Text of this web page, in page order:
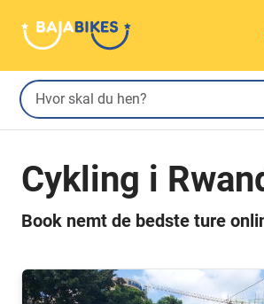
Cykling i
Book nemt de bedste ture